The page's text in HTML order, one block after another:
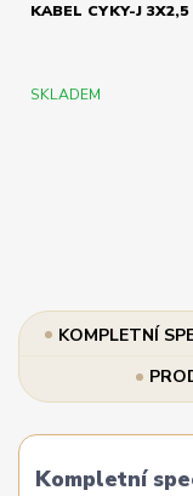
KABEL CYKY-J 3X2,5
SKLADEM
KOMPLETNÍ
Kompletní